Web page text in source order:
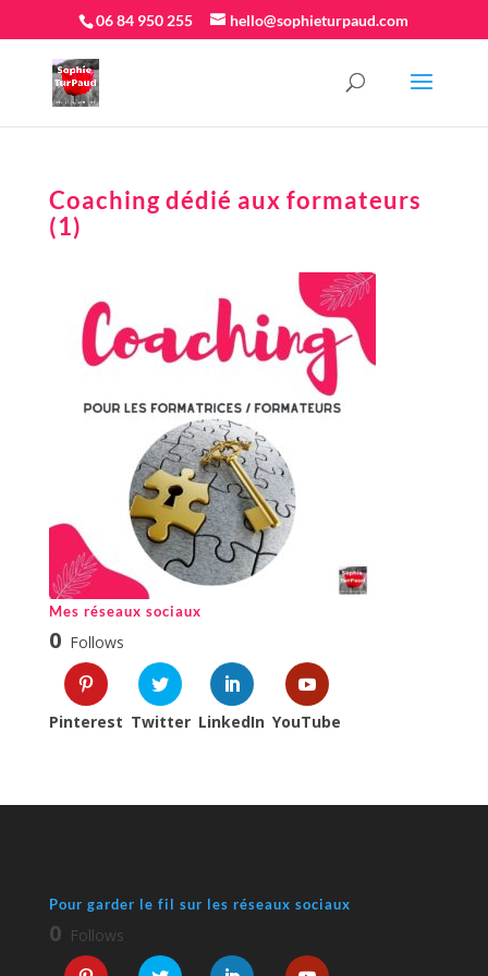
06 84 950 255 hello@sophieturpaud.com
Coaching dédié aux formateurs
(1)
Mes réseaux sociaux
0 Follows
Pinterest Twitter LinkedIn YouTube
Pour garder le fil sur les réseaux sociaux
0 Follows